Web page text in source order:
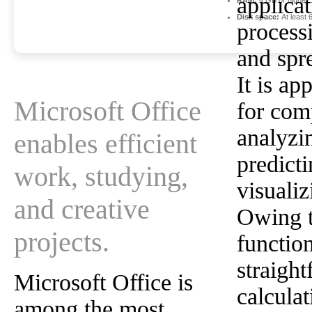
Disk space: At least
Microsoft Office
enables efficient
work, studying,
and creative
projects.
Microsoft Office is
and
It is
for
Owing